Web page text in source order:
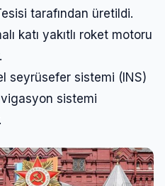
tarafından üretildi.
katı yakıtlı roket motoru
seyrüsefer sistemi (INS)
sistemi